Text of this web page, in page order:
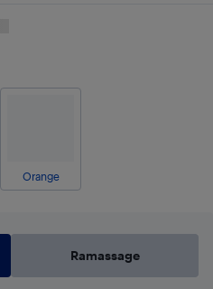
Orange
Ramassage